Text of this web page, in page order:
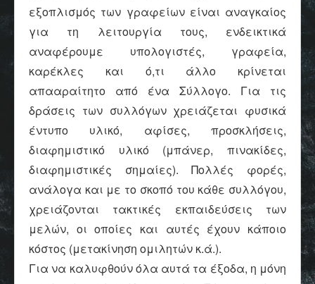
εξοπλισμός των γραφείων είναι αναγκαίος
για τη λειτουργία τους, ενδεικτικά
αναφέρουμε υπολογιστές, γραφεία,
καρέκλες και ό,τι άλλο κρίνεται
απααραίτητο από ένα Σύλλογο. Για τις
δράσεις των συλλόγων χρειάζεται φυσικά
έντυπο υλικό, αφίσες, προσκλήσεις,
διαφημιστικό υλικό (μπάνερ, πινακίδες,
διαφημιστικές σημαίες). Πολλές φορές,
ανάλογα και με το σκοπό του κάθε συλλόγου,
χρειάζονται τακτικές εκπαιδεύσεις των
μελών, οι οποίες και αυτές έχουν κάποιο
κόστος (μετακίνηση ομιλητών κ.ά.).
Για να καλυφθούν όλα αυτά τα έξοδα, η μόνη